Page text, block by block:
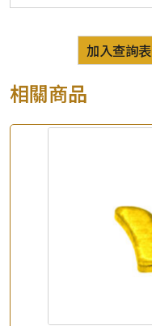
加入查詢表
相關商品